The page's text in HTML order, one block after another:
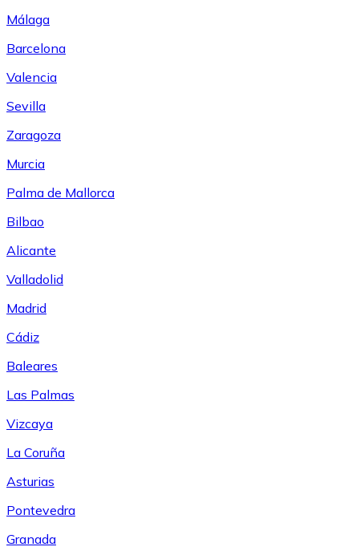
Málaga
Barcelona
Valencia
Sevilla
Zaragoza
Murcia
Palma de Mallorca
Bilbao
Alicante
Valladolid
Madrid
Cádiz
Baleares
Las Palmas
Vizcaya
La Coruña
Asturias
Pontevedra
Granada